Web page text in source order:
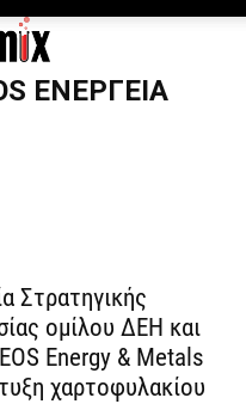
ΕΝΈΡΓΕΙΑ
Στρατηγικής
ομίλου ΔΕΗ και
Energy & Metals
χαρτοφυλακίου